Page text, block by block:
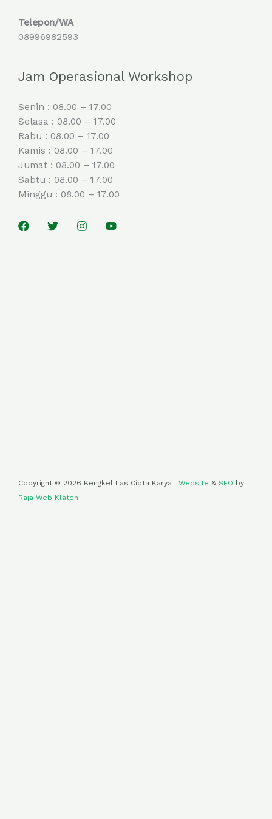
Telepon/WA
08996982593
Jam Operasional Workshop
Senin : 08.00 – 17.00
Selasa : 08.00 – 17.00
Rabu : 08.00 – 17.00
Kamis : 08.00 – 17.00
Jumat : 08.00 – 17.00
Sabtu : 08.00 – 17.00
Minggu : 08.00 – 17.00
Copyright © 2026 Bengkel Las Cipta Karya | Website & SEO by
Raja Web Klaten